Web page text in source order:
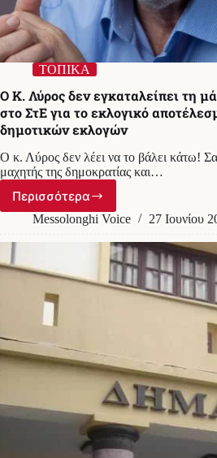
ΤΟΠΙΚΑ
Ο Κ. Λύρος δεν εγκαταλείπει τη
στο ΣτΕ για το εκλογικό
δημοτικών εκλογών
Ο κ. Λύρος δεν λέει να το βάλει κάτω!
μαχητής της δημοκρατίας και…
Περισσότερα
Ο
Κ.
εγκαταλείπει
τη
μάχη:
Προσφεύγει
στο
για
το
εκλογικό
αποτέλεσμα
των
δημοτικών
εκλογών
Messolonghi Voice 27 Ιουνίου